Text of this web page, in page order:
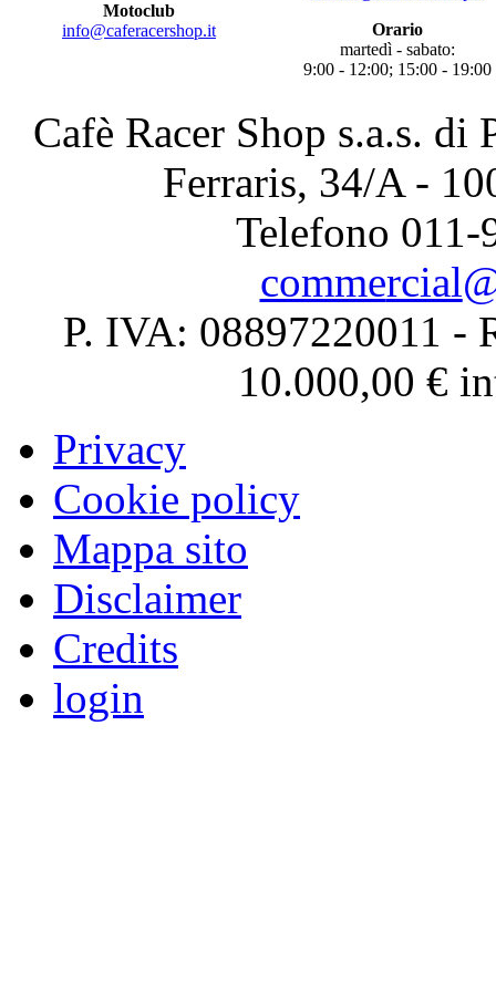
Motoclub
Orario
martedì - sabato:
9:00 - 12:00; 15:00 - 19:00
Cafè Racer Shop s.a.s.
Ferraris, 34/A -
Telefono
P. IVA: 08897220011 -
10.000,00 €
Privacy
Cookie policy
Mappa sito
Disclaimer
Credits
login